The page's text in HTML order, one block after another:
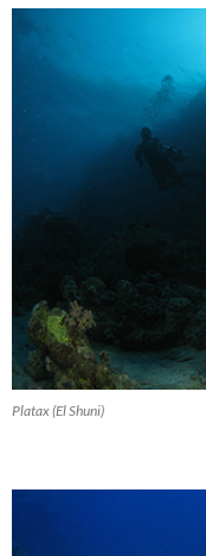
Platax (El Shuni)